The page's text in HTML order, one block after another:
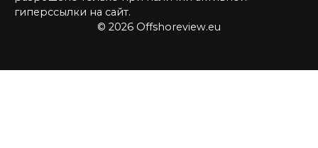
гиперссылки на сайт.
© 2026 Offshoreview.eu